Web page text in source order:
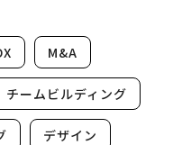
M&A
チームビルディング
デザイン